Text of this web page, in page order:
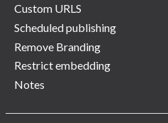
Custom URLS
Scheduled publishing
Remove Branding
Restrict embedding
Notes